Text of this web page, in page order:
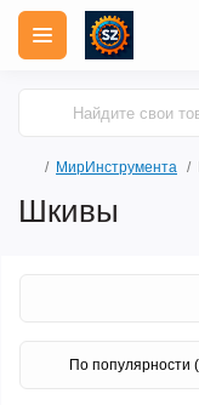
МирИнструмента
Шкивы